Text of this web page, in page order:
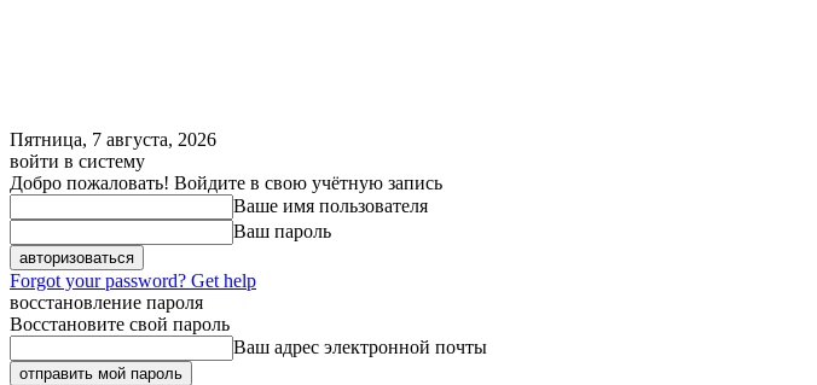
Пятница, 7 августа, 2026
войти в систему
Добро пожаловать! Войдите в свою учётную запись
Ваше имя пользователя
Ваш пароль
Forgot your password? Get help
восстановление пароля
Восстановите свой пароль
Ваш адрес электронной почты